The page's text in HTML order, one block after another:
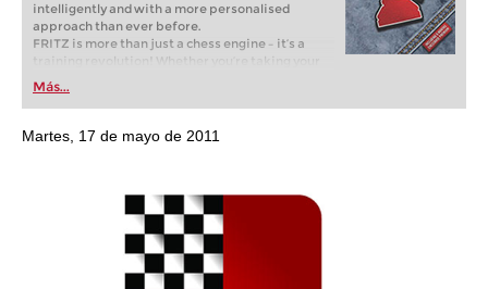
intelligently and with a more personalised
approach than ever before.
FRITZ is more than just a chess engine – it’s a
training revolution! Whether you’re taking your
first steps into the world of club chess, or already
playing at a tournament level: with FRITZ, you can
train more efficiently, intelligently and with a
more personalised approach than ever before.
Más...
Martes, 17 de mayo de 2011